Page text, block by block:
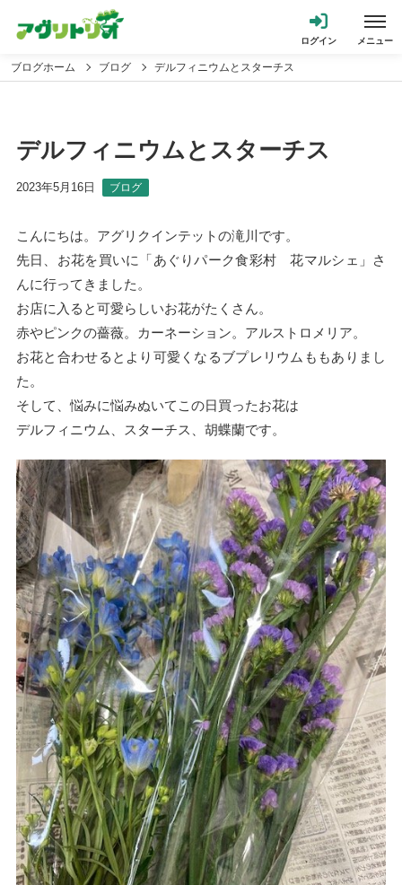
ブログホーム ブログ デルフィニウムとスターチス
デルフィニウムとスターチス
2023年5月16日 ブログ
こんにちは。アグリクインテットの滝川です。
先日、お花を買いに「あぐりパーク食彩村 花マルシェ」さ
んに行ってきました。
お店に入ると可愛らしいお花がたくさん。
赤やピンクの薔薇。カーネーション。アルストロメリア。
お花と合わせるとより可愛くなるブプレリウムももありまし
た。
そして、悩みに悩みぬいてこの日買ったお花は
デルフィニウム、スターチス、胡蝶蘭です。